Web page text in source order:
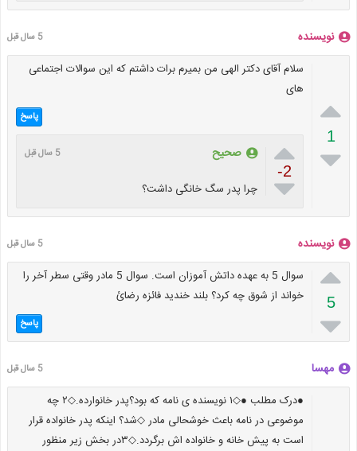
نویسنده 5 سال قبل

1

سلام آقای دکتر الهی من بمیرم برات داشتم که این سوالات اجتماعی
های
پاسخ

-2

صحیح 5 سال قبل
چرا پدر سگ خانگی داشت؟
نویسنده 5 سال قبل

5

سوال 5 به عهده داتش آموزان است. سوال 5 مادر وقتی سطر آخر را
خواند از شوق چه کرد؟ بلند خندید فائزه رضائ
پاسخ
مهسا 5 سال قبل
●درک مطلب ●◇۱ نویسنده ی نامه که بود؟پدر خانوارده.◇۲ چه
موضوعی در نامه باعث خوشحالی مادر ◇شد؟ اینکه پدر خانواده قرار
است به پیش خانه و خانواده اش برگردد.◇۳در بخش زیر منظور